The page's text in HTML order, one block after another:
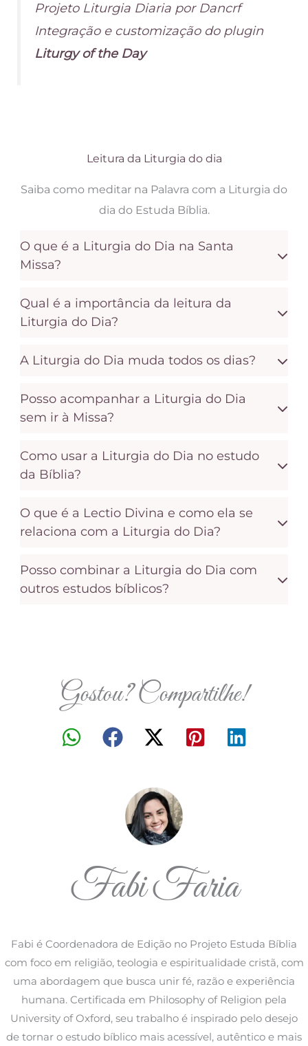
Projeto Liturgia Diaria por Dancrf
Integração e customização do plugin
Liturgy of the Day
Leitura da Liturgia do dia
Saiba como meditar na Palavra com a Liturgia do
dia do Estuda Bíblia.
O que é a Liturgia do Dia na Santa
Missa?
Qual é a importância da leitura da
Liturgia do Dia?
A Liturgia do Dia muda todos os dias?
Posso acompanhar a Liturgia do Dia
sem ir à Missa?
Como usar a Liturgia do Dia no estudo
da Bíblia?
O que é a Lectio Divina e como ela se
relaciona com a Liturgia do Dia?
Posso combinar a Liturgia do Dia com
outros estudos bíblicos?
Gostou? Compartilhe!
Fabi Faria
Fabi é Coordenadora de Edição no Projeto Estuda Bíblia
com foco em religião, teologia e espiritualidade cristã, com
uma abordagem que busca unir fé, razão e experiência
humana. Certificada em Philosophy of Religion pela
University of Oxford, seu trabalho é inspirado pelo desejo
de tornar o estudo bíblico mais acessível, autêntico e mais